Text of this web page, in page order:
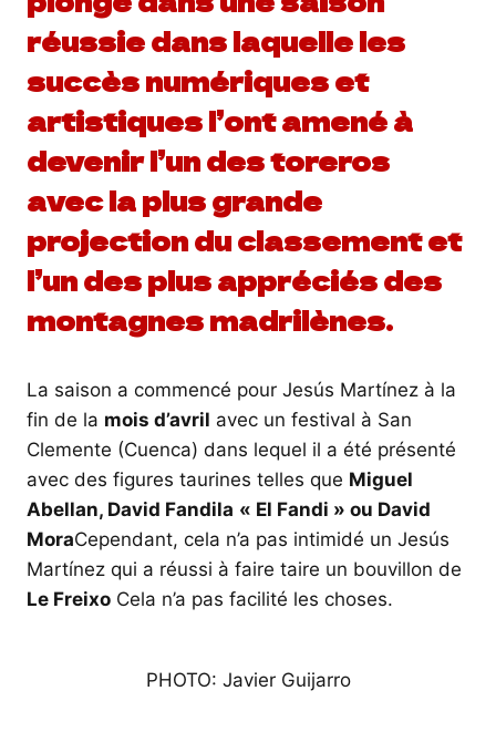
réussie dans laquelle les
succès numériques et
artistiques l’ont amené à
devenir l’un des toreros
avec la plus grande
projection du classement et
l’un des plus appréciés des
montagnes madrilènes.
La saison a commencé pour Jesús Martínez à la
fin de la mois d’avril avec un festival à San
Clemente (Cuenca) dans lequel il a été présenté
avec des figures taurines telles que Miguel
Abellan, David Fandila « El Fandi » ou David
MoraCependant, cela n’a pas intimidé un Jesús
Martínez qui a réussi à faire taire un bouvillon de
Le Freixo Cela n’a pas facilité les choses.
PHOTO: Javier Guijarro